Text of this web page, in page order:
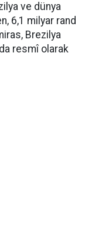
ve dünya
6,1 milyar rand
Brezilya
resmî olarak